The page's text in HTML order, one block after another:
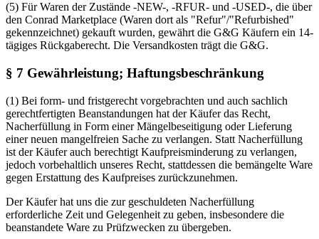
(5) Für Waren der Zustände -NEW-, -RFUR- und -USED-, die über
den Conrad Marketplace (Waren dort als "Refur"/"Refurbished"
gekennzeichnet) gekauft wurden, gewährt die G&G Käufern ein 14-
tägiges Rückgaberecht. Die Versandkosten trägt die G&G.
§ 7 Gewährleistung; Haftungsbeschränkung
(1) Bei form- und fristgerecht vorgebrachten und auch sachlich
gerechtfertigten Beanstandungen hat der Käufer das Recht,
Nacherfüllung in Form einer Mängelbeseitigung oder Lieferung
einer neuen mangelfreien Sache zu verlangen. Statt Nacherfüllung
ist der Käufer auch berechtigt Kaufpreisminderung zu verlangen,
jedoch vorbehaltlich unseres Recht, stattdessen die bemängelte Ware
gegen Erstattung des Kaufpreises zurückzunehmen.
Der Käufer hat uns die zur geschuldeten Nacherfüllung
erforderliche Zeit und Gelegenheit zu geben, insbesondere die
beanstandete Ware zu Prüfzwecken zu übergeben.